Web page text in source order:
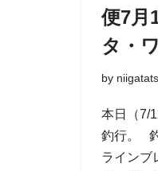
便7月
タ・
by
本日（7/
釣行。
ラインブ